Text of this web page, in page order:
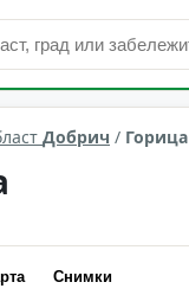
Добрич
Добрич / Горица
Снимки